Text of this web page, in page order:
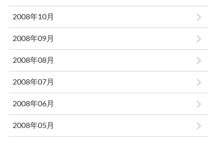
2008年10月
2008年09月
2008年08月
2008年07月
2008年06月
2008年05月